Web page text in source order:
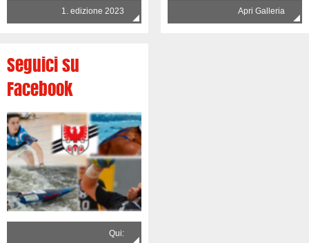
1. edizione 2023 Apri Galleria
Seguici su
Facebook
Qui: